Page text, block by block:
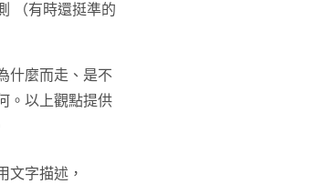
（有時還挺準的
什麼而走、是不
。以上觀點提供
文字描述，